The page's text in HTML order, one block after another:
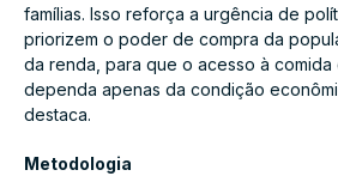
famílias. Isso reforça a urgência de
priorizem o poder de compra da
da renda, para que o acesso à
dependa apenas da condição
destaca.
Metodologia